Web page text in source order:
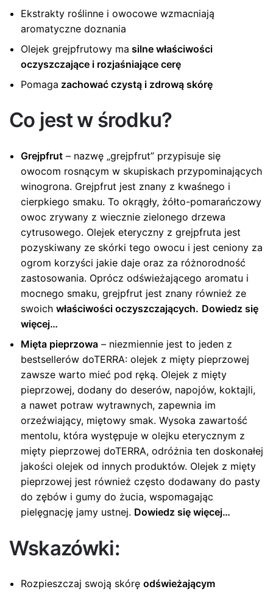
Ekstrakty roślinne i owocowe wzmacniają
aromatyczne doznania
Olejek grejpfrutowy ma silne właściwości
oczyszczające i rozjaśniające cerę
Pomaga zachować czystą i zdrową skórę
Co jest w środku?
Grejpfrut – nazwę „grejpfrut” przypisuje się
owocom rosnącym w skupiskach przypominających
winogrona. Grejpfrut jest znany z kwaśnego i
cierpkiego smaku. To okrągły, żółto-pomarańczowy
owoc zrywany z wiecznie zielonego drzewa
cytrusowego. Olejek eteryczny z grejpfruta jest
pozyskiwany ze skórki tego owocu i jest ceniony za
ogrom korzyści jakie daje oraz za różnorodność
zastosowania. Oprócz odświeżającego aromatu i
mocnego smaku, grejpfrut jest znany również ze
swoichwłaściwości oczyszczających. Dowiedz się
więcej…
Mięta pieprzowa – niezmiennie jest to jeden z
bestsellerów doTERRA: olejek z mięty pieprzowej
zawsze warto mieć pod ręką. Olejek z mięty
pieprzowej, dodany do deserów, napojów, koktajli,
a nawet potraw wytrawnych, zapewnia im
orzeźwiający, miętowy smak. Wysoka zawartość
mentolu, która występuje w olejku eterycznym z
mięty pieprzowej doTERRA, odróżnia ten doskonałej
jakości olejek od innych produktów. Olejek z mięty
pieprzowej jest również często dodawany do pasty
do zębów i gumy do żucia, wspomagając
pielęgnację jamy ustnej. Dowiedz się więcej…
Wskazówki:
Rozpieszczaj swoją skóręodświeżającym